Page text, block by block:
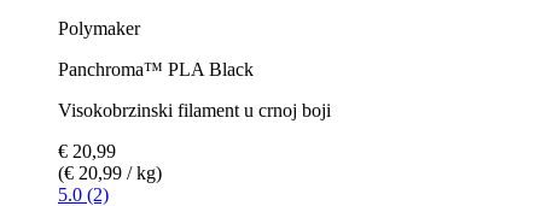
Polymaker
Panchroma™ PLA Black
Visokobrzinski filament u crnoj boji
€ 20,99
(€ 20,99 / kg)
5.0 (2)